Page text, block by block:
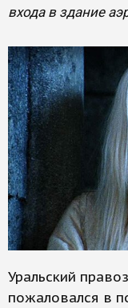
входа в здание
Уральский
пожаловался в